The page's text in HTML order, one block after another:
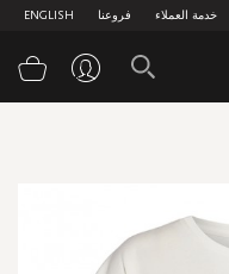
ENGLISH فروعنا خدمة العملاء